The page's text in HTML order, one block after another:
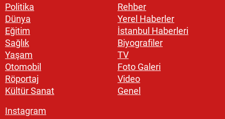
Politika
Dünya
Eğitim
Sağlık
Yaşam
Otomobil
Röportaj
Kültür Sanat
Rehber
Yerel Haberler
İstanbul Haberleri
Biyografiler
TV
Foto Galeri
Video
Genel
Instagram